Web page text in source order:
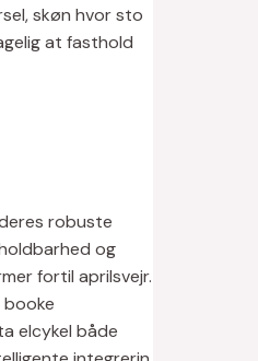
skøn hvor sto
at fasthold
robuste
og
fortil aprilsvejr.
elcykel både